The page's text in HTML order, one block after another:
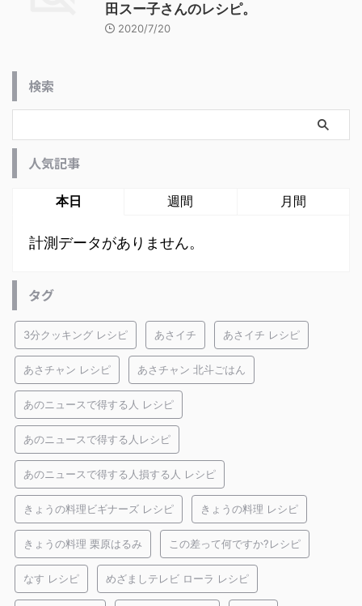
田スー子さんのレシピ。
2020/7/20
検索
人気記事
本日 週間 月間
計測データがありません。
タグ
3分クッキング レシピ あさイチ あさイチ レシピ
あさチャン レシピ あさチャン 北斗ごはん
あのニュースで得する人 レシピ
あのニュースで得する人レシピ
あのニュースで得する人損する人 レシピ
きょうの料理ビギナーズ レシピ きょうの料理 レシピ
きょうの料理 栗原はるみ この差って何ですか?レシピ
なす レシピ めざましテレビ ローラ レシピ